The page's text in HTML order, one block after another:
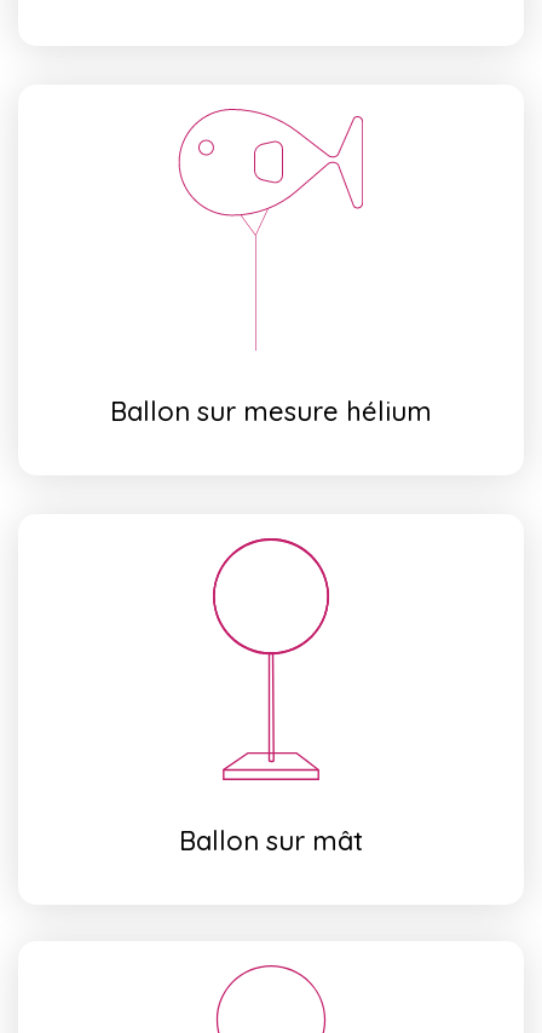
Ballon sur mesure hélium
Ballon sur mât